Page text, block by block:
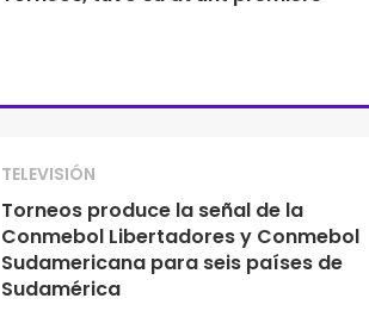
TELEVISIÓN
Torneos produce la señal de la
Conmebol Libertadores y Conmebol
Sudamericana para seis países de
Sudamérica